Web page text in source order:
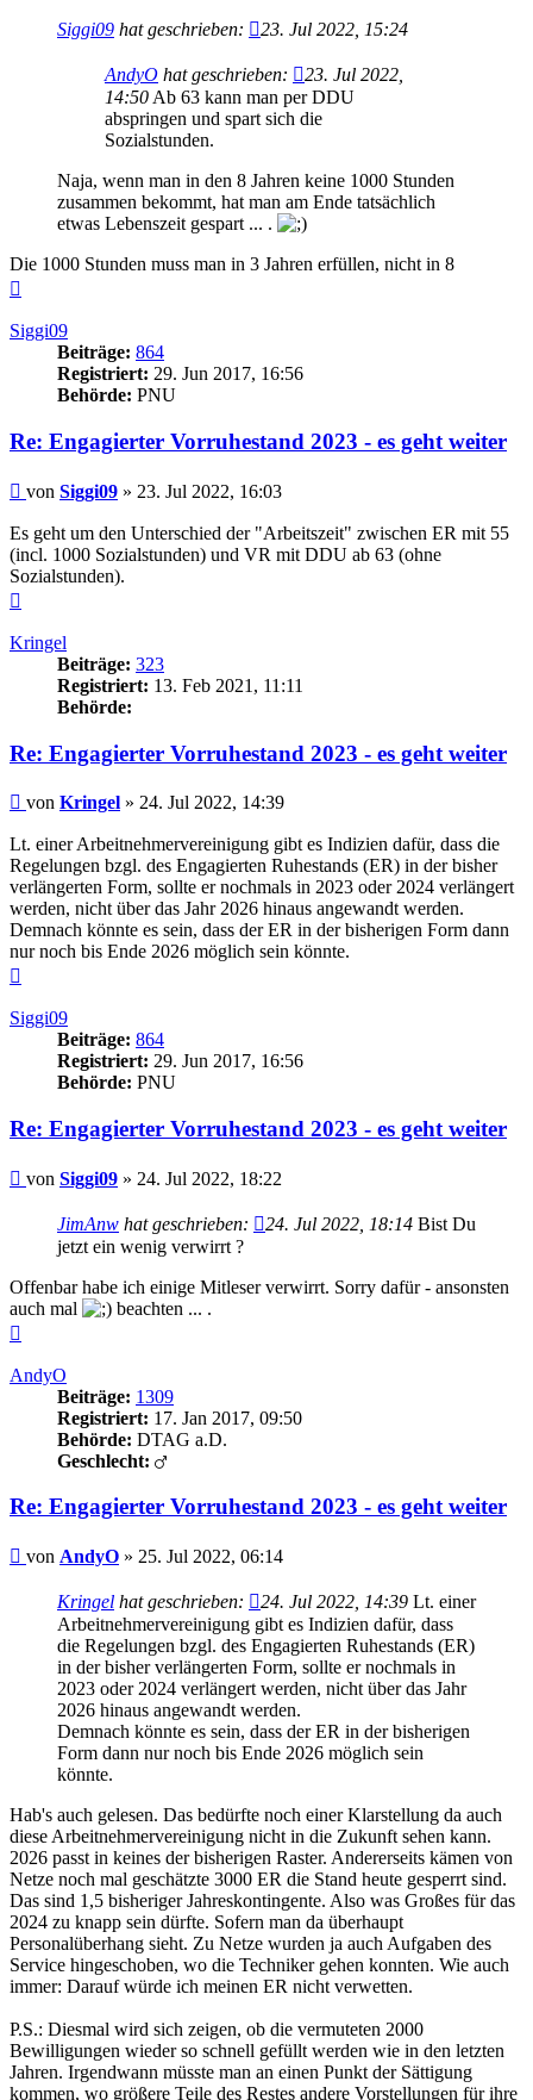
Siggi09 hat geschrieben: 23. Jul 2022, 15:24
AndyO hat geschrieben:
23. Jul 2022,
14:50 Ab 63 kann man per DDU
abspringen und spart sich die
Sozialstunden.
Naja, wenn man in den 8 Jahren keine 1000 Stunden
zusammen bekommt, hat man am Ende tatsächlich
etwas Lebenszeit gespart ... .
Die 1000 Stunden muss man in 3 Jahren erfüllen, nicht in 8
Siggi09
Beiträge: 864
Registriert: 29. Jun 2017, 16:56
Behörde: PNU
Re: Engagierter Vorruhestand 2023 - es geht weiter
Beitrag
von Siggi09 » 23. Jul 2022, 16:03
Es geht um den Unterschied der "Arbeitszeit" zwischen ER mit 55
(incl. 1000 Sozialstunden) und VR mit DDU ab 63 (ohne
Sozialstunden).
Kringel
Beiträge: 323
Registriert: 13. Feb 2021, 11:11
Behörde:
Re: Engagierter Vorruhestand 2023 - es geht weiter
Beitrag
von Kringel » 24. Jul 2022, 14:39
Lt. einer Arbeitnehmervereinigung gibt es Indizien dafür, dass die
Regelungen bzgl. des Engagierten Ruhestands (ER) in der bisher
verlängerten Form, sollte er nochmals in 2023 oder 2024 verlängert
werden, nicht über das Jahr 2026 hinaus angewandt werden.
Demnach könnte es sein, dass der ER in der bisherigen Form dann
nur noch bis Ende 2026 möglich sein könnte.
Siggi09
Beiträge: 864
Registriert: 29. Jun 2017, 16:56
Behörde: PNU
Re: Engagierter Vorruhestand 2023 - es geht weiter
Beitrag
von Siggi09 » 24. Jul 2022, 18:22
JimAnw hat geschrieben: 24. Jul 2022, 18:14 Bist Du
jetzt ein wenig verwirrt ?
Offenbar habe ich einige Mitleser verwirrt. Sorry dafür - ansonsten
auch mal
beachten ... .
AndyO
Beiträge: 1309
Registriert: 17. Jan 2017, 09:50
Behörde: DTAG a.D.
Geschlecht:
Re: Engagierter Vorruhestand 2023 - es geht weiter
Beitrag
von AndyO » 25. Jul 2022, 06:14
Kringel hat geschrieben: 24. Jul 2022, 14:39 Lt. einer
Arbeitnehmervereinigung gibt es Indizien dafür, dass
die Regelungen bzgl. des Engagierten Ruhestands (ER)
in der bisher verlängerten Form, sollte er nochmals in
2023 oder 2024 verlängert werden, nicht über das Jahr
2026 hinaus angewandt werden.
Demnach könnte es sein, dass der ER in der bisherigen
Form dann nur noch bis Ende 2026 möglich sein
könnte.
Hab's auch gelesen. Das bedürfte noch einer Klarstellung da auch
diese Arbeitnehmervereinigung nicht in die Zukunft sehen kann.
2026 passt in keines der bisherigen Raster. Andererseits kämen von
Netze noch mal geschätzte 3000 ER die Stand heute gesperrt sind.
Das sind 1,5 bisheriger Jahreskontingente. Also was Großes für das
2024 zu knapp sein dürfte. Sofern man da überhaupt
Personalüberhang sieht. Zu Netze wurden ja auch Aufgaben des
Service hingeschoben, wo die Techniker gehen konnten. Wie auch
immer: Darauf würde ich meinen ER nicht verwetten.
P.S.: Diesmal wird sich zeigen, ob die vermuteten 2000
Bewilligungen wieder so schnell gefüllt werden wie in den letzten
Jahren. Irgendwann müsste man an einen Punkt der Sättigung
kommen, wo größere Teile des Restes andere Vorstellungen für ihre